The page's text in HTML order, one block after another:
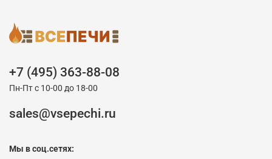
+7 (495) 363-88-08
Пн-Пт с 10-00 до 18-00
sales@vsepechi.ru
Мы в соц.сетях: